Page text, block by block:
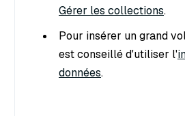
Gérer les collections.
Pour insérer un grand
est conseillé d'utiliser l'
données.